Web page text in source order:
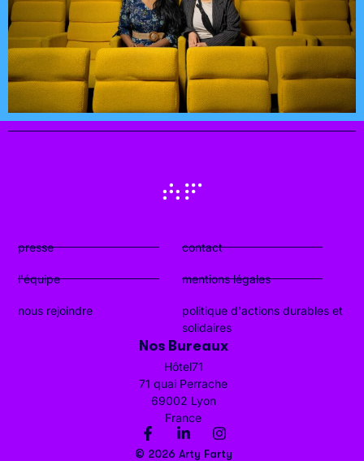
presse
l'équipe
nous rejoindre
contact
mentions légales
politique d'actions durables et
solidaires
Nos Bureaux
Hôtel71
71 quai Perrache
69002 Lyon
France
© 2026 Arty Farty